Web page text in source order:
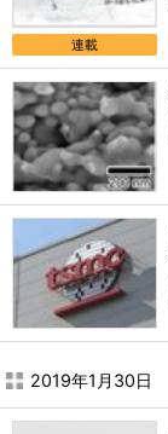
連載
2019年1月30日